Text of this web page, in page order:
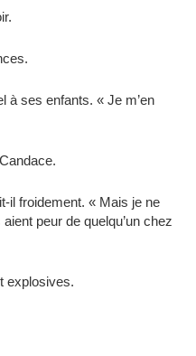
à ses enfants. « Je m’en
il froidement. « Mais je ne
peur de quelqu’un chez
explosives.